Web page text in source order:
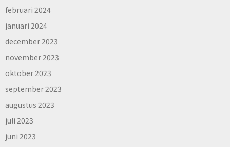
februari 2024
januari 2024
december 2023
november 2023
oktober 2023
september 2023
augustus 2023
juli 2023
juni 2023